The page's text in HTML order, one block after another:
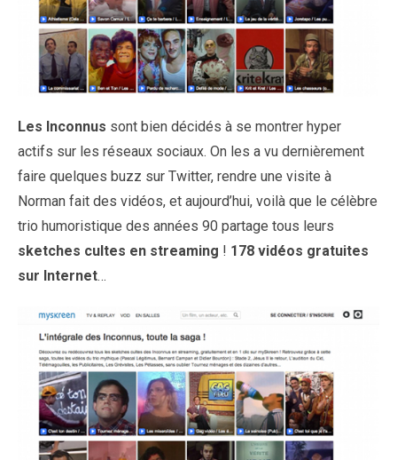
Les Inconnus sont bien décidés à se montrer hyper
actifs sur les réseaux sociaux. On les a vu dernièrement
faire quelques buzz sur Twitter, rendre une visite à
Norman fait des vidéos, et aujourd’hui, voilà que le célèbre
trio humoristique des années 90 partage tous leurs
sketches cultes en streaming ! 178 vidéos gratuites
sur Internet…